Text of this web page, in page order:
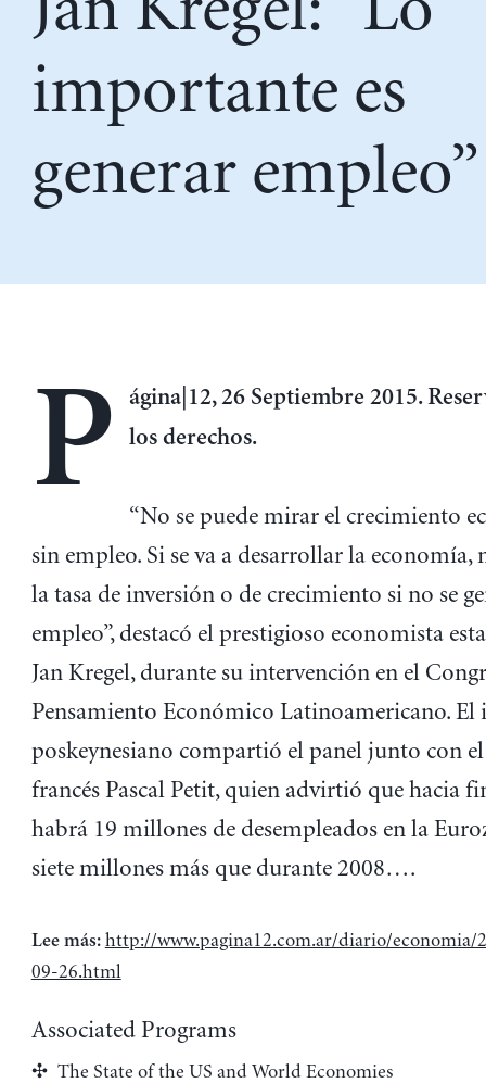
importante es
generar empleo”
P
ágina|12, 26 Septiembre 2015.
los derechos.
“No se puede mirar el crecimiento
sin empleo. Si se va a desarrollar la
la tasa de inversión o de crecimiento si no se
empleo”, destacó el prestigioso economista
Jan Kregel, durante su intervención en el
Pensamiento Económico Latinoamericano. El
poskeynesiano compartió el panel junto con el
francés Pascal Petit, quien advirtió que hacia
habrá 19 millones de desempleados en la
siete millones más que durante 2008….
Lee más: http://www.pagina12.com.ar/diario/economia/
09-26.html
Associated Programs
The State of the US and World Economies